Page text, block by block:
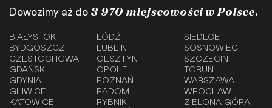
Dowozimy aż do 3 970 miejscowości w Polsce.
BIAŁYSTOK
BYDGOSZCZ
CZĘSTOCHOWA
GDAŃSK
GDYNIA
GLIWICE
KATOWICE
ŁÓDŹ
LUBLIN
OLSZTYN
OPOLE
POZNAŃ
RADOM
RYBNIK
SIEDLCE
SOSNOWIEC
SZCZECIN
TORUŃ
WARSZAWA
WROCŁAW
ZIELONA GÓRA